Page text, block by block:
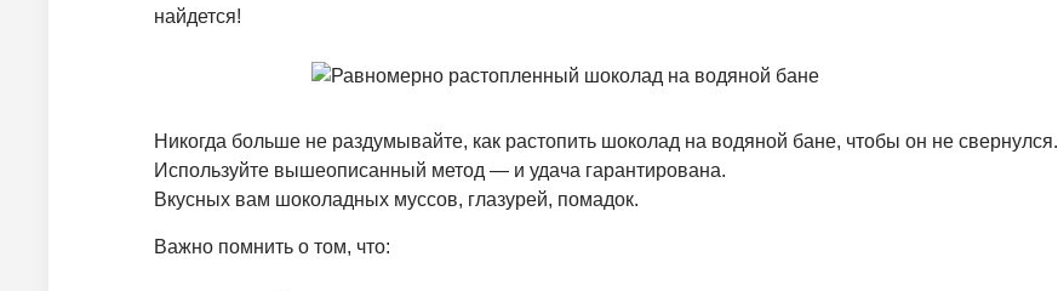
найдется!
Никогда больше не раздумывайте, как растопить шоколад на водяной бане, чтобы он не свернулся.
Используйте вышеописанный метод — и удача гарантирована.
Вкусных вам шоколадных муссов, глазурей, помадок.
Важно помнить о том, что: